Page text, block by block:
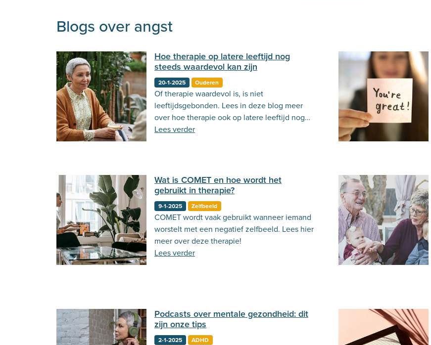
Blogs over angst
Hoe therapie op latere leeftijd nog
steeds waardevol kan zijn
20-1-2025 Ouderen
Of therapie waardevol is, is niet
leeftijdsgebonden. Lees in deze blog meer
over hoe therapie ook op latere leeftijd nog
kan bijdragen aan je leven.
Lees verder
Wat is COMET en hoe wordt het
gebruikt in therapie?
9-1-2025 Zelfbeeld
COMET wordt vaak gebruikt wanneer iemand
worstelt met een negatief zelfbeeld. Lees hier
meer over deze therapie!
Lees verder
Podcasts over mentale gezondheid: dit
zijn onze tips
2-1-2025 ADHD